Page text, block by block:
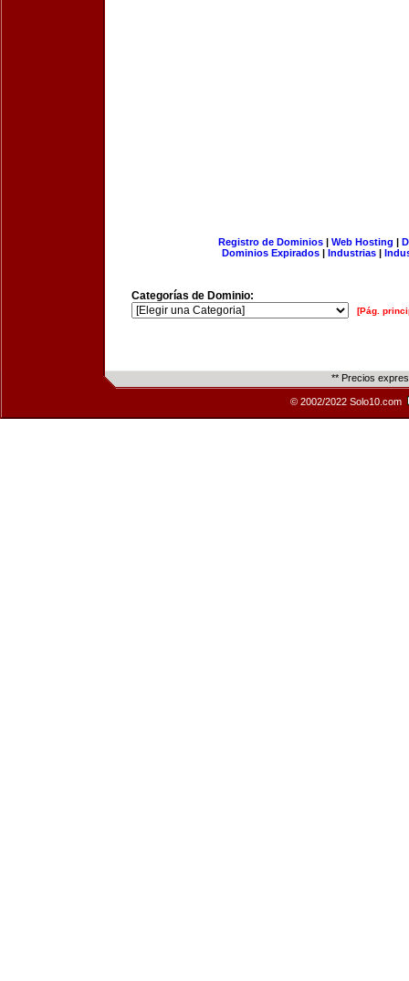
Registro de Dominios| Web Hosting |
Dominios Expirados | Industrias |
Categorías de Dominio:
[Pág.
** Precios
© 2002/2022 Solo10.com